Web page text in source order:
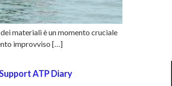
materiali è un momento cruciale
improvviso […]
ATP Diary